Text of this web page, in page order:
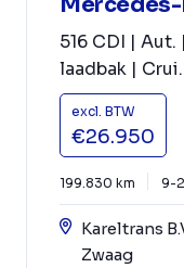
516 CDI |
laadbak |
excl. BTW
€26.950
199.830 km 9-
Kareltrans
Zwaag